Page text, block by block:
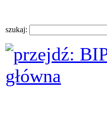
szukaj: